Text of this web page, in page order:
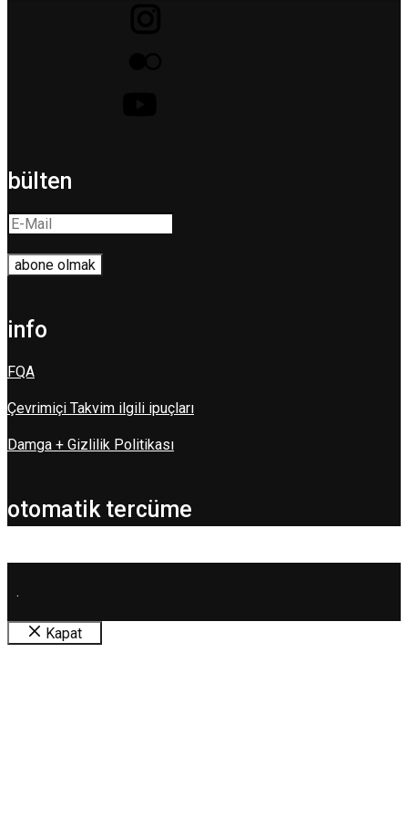
bülten
info
FQA
Çevrimiçi Takvim ilgili ipuçları
Damga + Gizlilik Politikası
otomatik tercüme
.
Kapat